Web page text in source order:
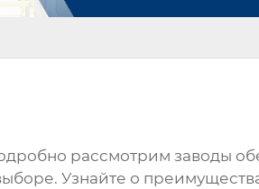
рассмотрим заводы
Узнайте о